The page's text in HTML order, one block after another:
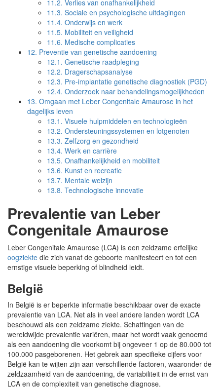
11.2. Verlies van onafhankelijkheid
11.3. Sociale en psychologische uitdagingen
11.4. Onderwijs en werk
11.5. Mobiliteit en veiligheid
11.6. Medische complicaties
12. Preventie van genetische aandoening
12.1. Genetische raadpleging
12.2. Dragerschapsanalyse
12.3. Pre-implantatie genetische diagnostiek (PGD)
12.4. Onderzoek naar behandelingsmogelijkheden
13. Omgaan met Leber Congenitale Amaurose in het
dagelijks leven
13.1. Visuele hulpmiddelen en technologieën
13.2. Ondersteuningssystemen en lotgenoten
13.3. Zelfzorg en gezondheid
13.4. Werk en carrière
13.5. Onafhankelijkheid en mobiliteit
13.6. Kunst en recreatie
13.7. Mentale welzijn
13.8. Technologische innovatie
Prevalentie van Leber
Congenitale Amaurose
Leber Congenitale Amaurose (LCA) is een zeldzame erfelijke
oogziekte die zich vanaf de geboorte manifesteert en tot een
ernstige visuele beperking of blindheid leidt.
België
In België is er beperkte informatie beschikbaar over de exacte
prevalentie van LCA. Net als in veel andere landen wordt LCA
beschouwd als een zeldzame ziekte. Schattingen van de
wereldwijde prevalentie variëren, maar het wordt vaak genoemd
als een aandoening die voorkomt bij ongeveer 1 op de 80.000 tot
100.000 pasgeborenen. Het gebrek aan specifieke cijfers voor
België kan te wijten zijn aan verschillende factoren, waaronder de
zeldzaamheid van de aandoening, de variabiliteit in de ernst van
LCA en de complexiteit van genetische diagnose.